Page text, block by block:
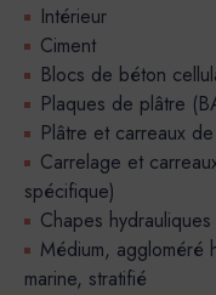
Intérieur
Ciment
Blocs de béton
Plaques de plâtre
Plâtre et carreaux
Carrelage et
spécifique)
Chapes
Médium, aggloméré
marine, stratifié